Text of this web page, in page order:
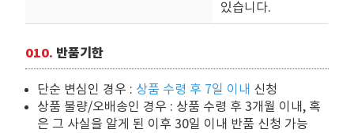
있습니다.
010. 반품기한
단순 변심인 경우 : 상품 수령 후 7일 이내 신청
상품 불량/오배송인 경우 : 상품 수령 후 3개월 이내, 혹
은 그 사실을 알게 된 이후 30일 이내 반품 신청 가능